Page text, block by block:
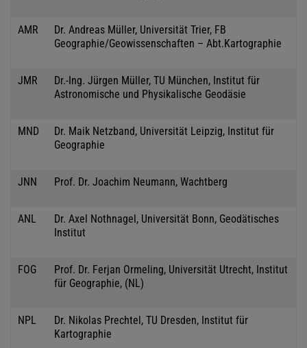
AMR
Dr. Andreas Müller, Universität Trier, FB
Geographie/Geowissenschaften – Abt.Kartographie
JMR
Dr.-Ing. Jürgen Müller, TU München, Institut für
Astronomische und Physikalische Geodäsie
MND
Dr. Maik Netzband, Universität Leipzig, Institut für
Geographie
JNN Prof. Dr. Joachim Neumann, Wachtberg
ANL
Dr. Axel Nothnagel, Universität Bonn, Geodätisches
Institut
FOG
Prof. Dr. Ferjan Ormeling, Universität Utrecht, Institut
für Geographie, (NL)
NPL
Dr. Nikolas Prechtel, TU Dresden, Institut für
Kartographie